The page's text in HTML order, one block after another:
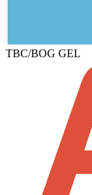
TBC/BOG GEL